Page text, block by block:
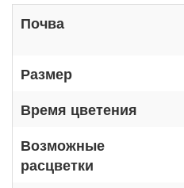
Почва
Размер
Время цветения
Возможные
расцветки